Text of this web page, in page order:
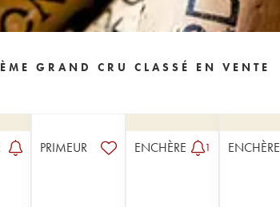
GRAND CRU CLASSÉ EN VENTE
PRIMEUR ENCHÈRE 1 ENCHÈRE